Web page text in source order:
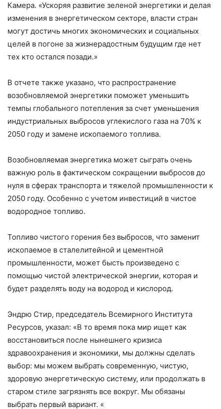
Камера. «Ускоряя развитие зеленой энергетики и делая
изменения в энергетическом секторе, власти стран
могут достичь многих экономических и социальных
целей в погоне за жизнерадостным будущим где нет
тех кто остался позади.»
В отчете также указано, что распространение
возобновляемой энергетики поможет уменьшить
темпы глобального потепления за счет уменьшения
индустриальных выбросов углекислого газа на 70% к
2050 году и замене ископаемого топлива.
Возобновляемая энергетика может сыграть очень
важную роль в фактическом сокращении выбросов до
нуля в сферах транспорта и тяжелой промышленности к
2050 году. Особенно с учетом инвестиций в чистое
водородное топливо.
Топливо чистого горения без выбросов, что заменит
ископаемое в сталелитейной и цементной
промышленности, может бысть произведено с
помощью чистой электрической энергии, которая и
будет разделять воду на водород и кислород.
Эндрю Стир, председатель Всемирного Института
Ресурсов, указал: «В то время пока мир ищет как
восстановиться после нынешнего кризиса
здравоохранения и экономики, мы должны сделать
выбор: мы можем выбрать современную, чистую,
здоровую энергетическую систему, или продолжать в
старом стиле загрязнять все вокруг. Мы обязаны
выбрать первый вариант. «